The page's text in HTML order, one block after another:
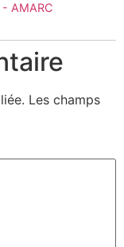
AMARC
Les champs